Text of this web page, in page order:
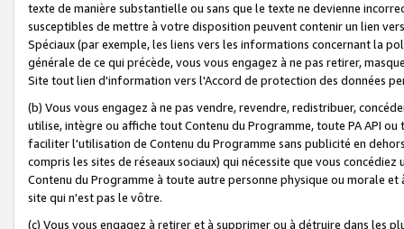
texte de manière substantielle ou sans que le texte ne devienne
susceptibles de mettre à votre disposition peuvent contenir un lien
Spéciaux (par exemple, les liens vers les informations concernant la
générale de ce qui précède, vous vous engagez à ne pas retirer,
Site tout lien d'information vers l'Accord de protection des données
(b) Vous vous engagez à ne pas vendre, revendre, redistribuer,
utilise, intègre ou affiche tout Contenu du Programme, toute PA API
faciliter l'utilisation de Contenu du Programme sans publicité en
compris les sites de réseaux sociaux) qui nécessite que vous
Contenu du Programme à toute autre personne physique ou morale
site qui n'est pas le vôtre.
(c) Vous vous engagez à retirer et à supprimer ou à détruire dans les